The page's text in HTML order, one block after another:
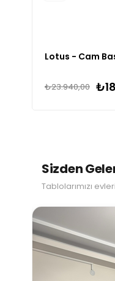
Lotus - Cam
₺23.940,00
Sizden
Tablolarımızı